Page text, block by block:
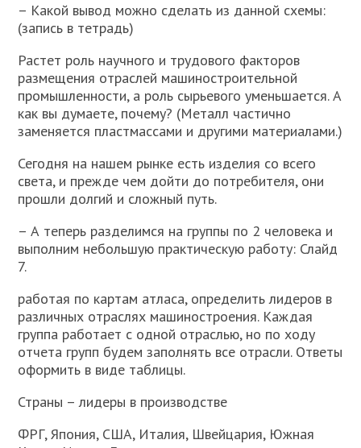
– Какой вывод можно сделать из данной схемы:
(запись в тетрадь)
Растет роль научного и трудового факторов
размещения отраслей машиностроительной
промышленности, а роль сырьевого уменьшается. А
как вы думаете, почему? (Металл частично
заменяется пластмассами и другими материалами.)
Сегодня на нашем рынке есть изделия со всего
света, и прежде чем дойти до потребителя, они
прошли долгий и сложный путь.
– А теперь разделимся на группы по 2 человека и
выполним небольшую практическую работу: Слайд
7.
работая по картам атласа, определить лидеров в
различных отраслях машиностроения. Каждая
группа работает с одной отраслью, но по ходу
отчета групп будем заполнять все отрасли. Ответы
оформить в виде таблицы.
Страны – лидеры в производстве
ФРГ, Япония, США, Италия, Швейцария, Южная